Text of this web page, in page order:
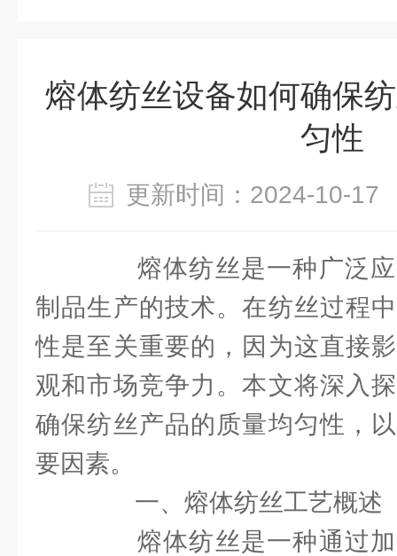
熔体纺丝设备如何确保
匀性
更新时间：2024-10-
熔体纺丝是一种广泛应
制品生产的技术。在纺丝过程
性是至关重要的，因为这直接
观和市场竞争力。本文将深入
确保纺丝产品的质量均匀性，
要因素。
一、熔体纺丝工艺概述
熔体纺丝是一种通过加